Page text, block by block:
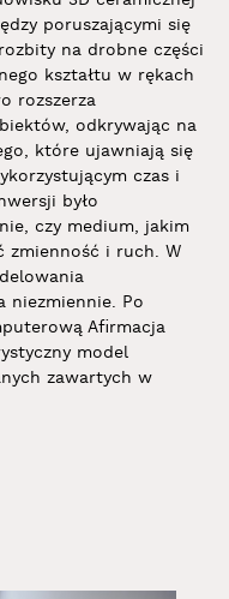
poruszającymi się
na drobne części
kształtu w rękach
rozszerza
odkrywając na
które ujawniają się
czas i
było
czy medium, jakim
zmienność i ruch. W
niezmiennie. Po
Afirmacja
model
zawartych w